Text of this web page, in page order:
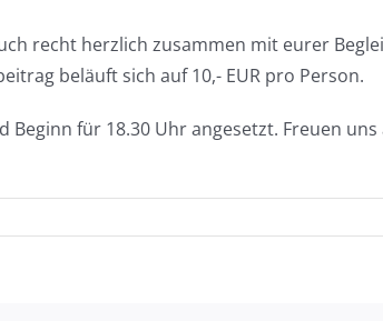
recht herzlich zusammen mit eurer
beläuft sich auf 10,- EUR pro Person.
Beginn für 18.30 Uhr angesetzt. Freuen